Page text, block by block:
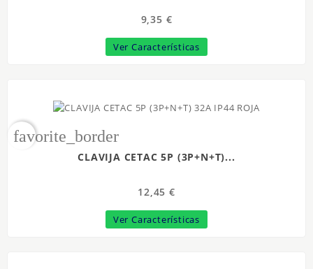
9,35 €
Ver Características
favorite_border
CLAVIJA CETAC 5P (3P+N+T)...
12,45 €
Ver Características